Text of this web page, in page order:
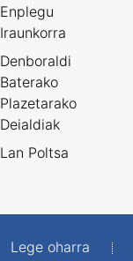
Enplegu
Iraunkorra
Denboraldi
Baterako
Plazetarako
Deialdiak
Lan Poltsa
Lege oharra